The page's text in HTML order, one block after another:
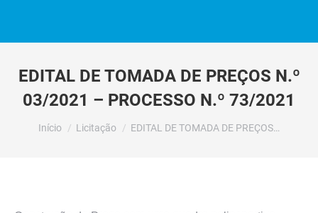
EDITAL DE TOMADA DE PREÇOS N.º
03/2021 – PROCESSO N.º 73/2021
Você está aqui:
Início Licitação EDITAL DE TOMADA DE PREÇOS…